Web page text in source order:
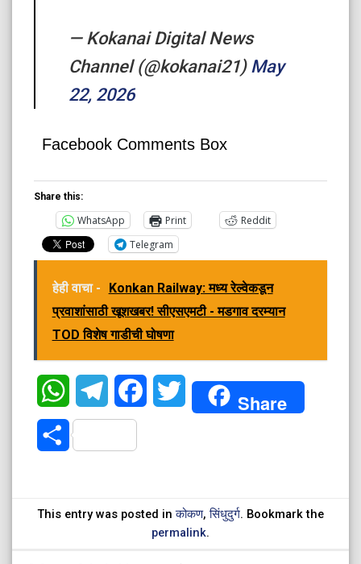
— Kokanai Digital News
Channel (@kokanai21) May
22, 2026
Facebook Comments Box
Share this:
WhatsApp Print
Reddit
Telegram
हेही वाचा -
Konkan Railway: मध्य रेल्वेकडून
प्रवाशांसाठी खूशखबर! सीएसएमटी - मडगाव दरम्यान
TOD विशेष गाडीची घोषणा
WhatsAppTelegramFacebookTwitter Share
Share
This entry was posted inकोकण,सिंधुदुर्ग. Bookmark the
permalink.